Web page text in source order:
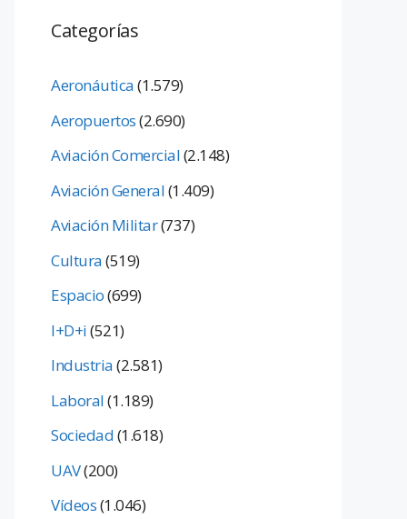
Categorías
Aeronáutica(1.579)
Aeropuertos(2.690)
Aviación Comercial(2.148)
Aviación General(1.409)
Aviación Militar(737)
Cultura(519)
Espacio(699)
I+D+i(521)
Industria(2.581)
Laboral(1.189)
Sociedad(1.618)
UAV(200)
Vídeos(1.046)